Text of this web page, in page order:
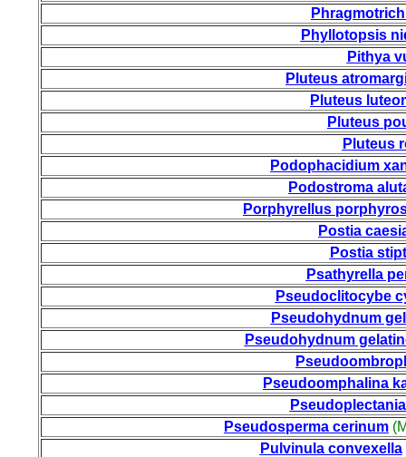
Phyllotopsis
Pithya
Pluteus
Pluteus
Pluteus
Pluteus
Podophacidium
Podostroma
Porphyrellus
Postia
Postia
Psathyrella
Pseudoclitocybe
Pseudohydnum
Pseudohydnum
Pseudoomphalina
Pseudosperma cerinum
Pulvinula convexella